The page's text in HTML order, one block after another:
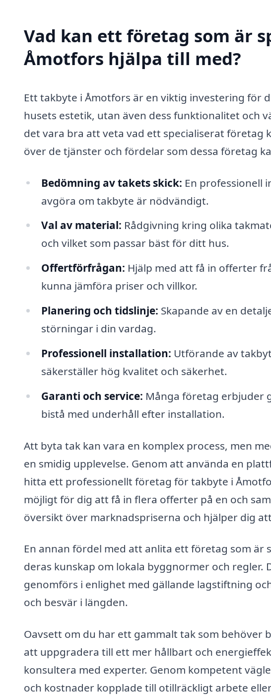
Vad kan ett företag som är
Åmotfors hjälpa till med?
Ett takbyte i Åmotfors är en viktig investering för
husets estetik, utan även dess funktionalitet och
det vara bra att veta vad ett specialiserat företag
över de tjänster och fördelar som dessa företag
Bedömning av takets skick: En professionell
avgöra om takbyte är nödvändigt.
Val av material: Rådgivning kring olika
och vilket som passar bäst för ditt hus.
Offertförfrågan: Hjälp med att få in offerter
kunna jämföra priser och villkor.
Planering och tidslinje: Skapande av en
störningar i din vardag.
Professionell installation: Utförande av
säkerställer hög kvalitet och säkerhet.
Garanti och service: Många företag erbjuder
bistå med underhåll efter installation.
Att byta tak kan vara en komplex process, men
en smidig upplevelse. Genom att använda en
hitta ett professionellt företag för takbyte i
möjligt för dig att få in flera offerter på en och
översikt över marknadspriserna och hjälper dig
En annan fördel med att anlita ett företag som är
deras kunskap om lokala byggnormer och regler.
genomförs i enlighet med gällande lagstiftning
och besvär i längden.
Oavsett om du har ett gammalt tak som behöver
att uppgradera till ett mer hållbart och
konsultera med experter. Genom kompetent
och kostnader kopplade till otillräckligt arbete